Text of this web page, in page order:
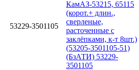
53229-3501105
КамАЗ-53215, 65115
(корот.+ длин.,
сверленые,
расточенные с
заклёпками, к-т 8шт.)
(53205-3501105-51)
(БзАТИ) 53229-
3501105